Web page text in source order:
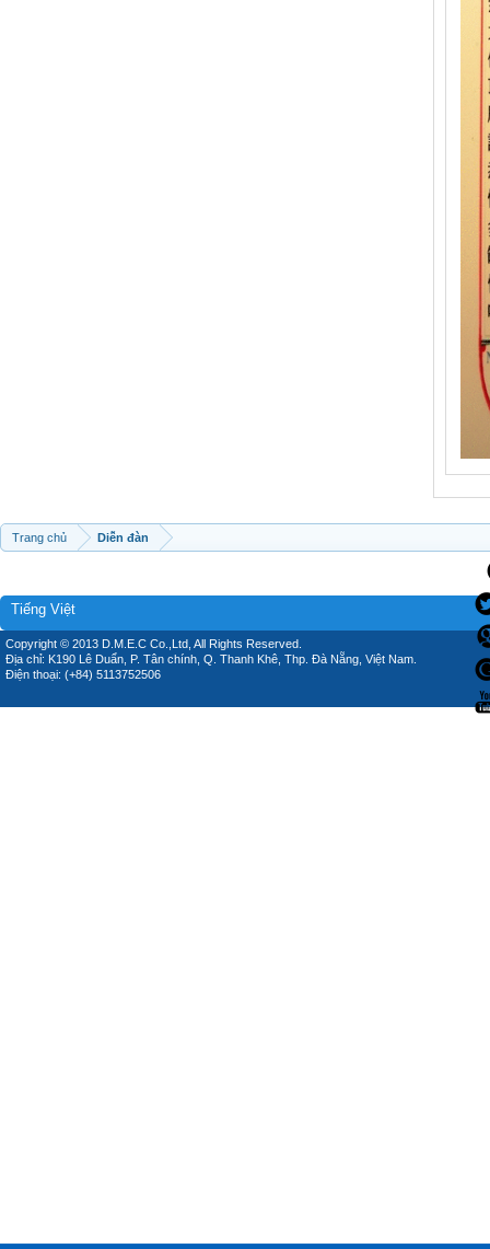
Trang chủ Diễn đàn
Tiếng Việt
Copyright © 2013 D.M.E.C Co.,Ltd, All Rights Reserved.
Địa chỉ: K190 Lê Duẩn, P. Tân chính, Q. Thanh Khê, Thp. Đà Nẵng, Việt Nam.
Điện thoại: (+84) 5113752506